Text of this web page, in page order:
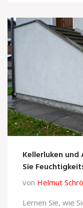
Kellerluken
Sie
von Helmut
Lernen Sie, wie